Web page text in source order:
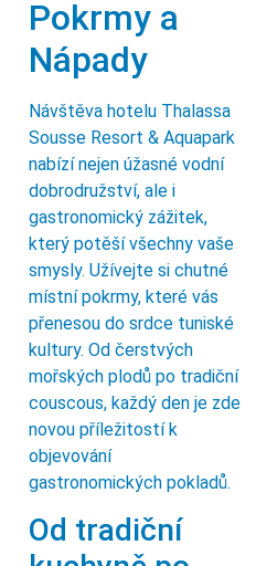
Pokrmy a
Nápady
Návštěva hotelu Thalassa
Sousse Resort & Aquapark
nabízí nejen úžasné vodní
dobrodružství, ale i
gastronomický zážitek,
který potěší všechny vaše
smysly. Užívejte si chutné
místní pokrmy, které vás
přenesou do srdce tuniské
kultury. Od čerstvých
mořských plodů po tradiční
couscous, každý den je zde
novou příležitostí k
objevování
gastronomických pokladů.
Od tradiční